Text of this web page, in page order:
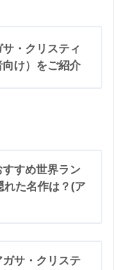
サ・クリスティ
け）をご紹介
すすめ世界ラン
れた名作は？(ア
ガサ・クリステ